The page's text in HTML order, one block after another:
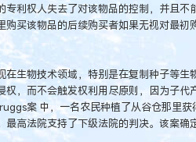
利权人失去了对该物品的控制，并且不
买该物品的后续购买者如果无视对最初
生物技术领域，特别是在复制种子等生
权，而不会触发权利用尽原则，因为子
案 中，一名农民种植了从谷仓那里
高法院支持了下级法院的判决。该案确